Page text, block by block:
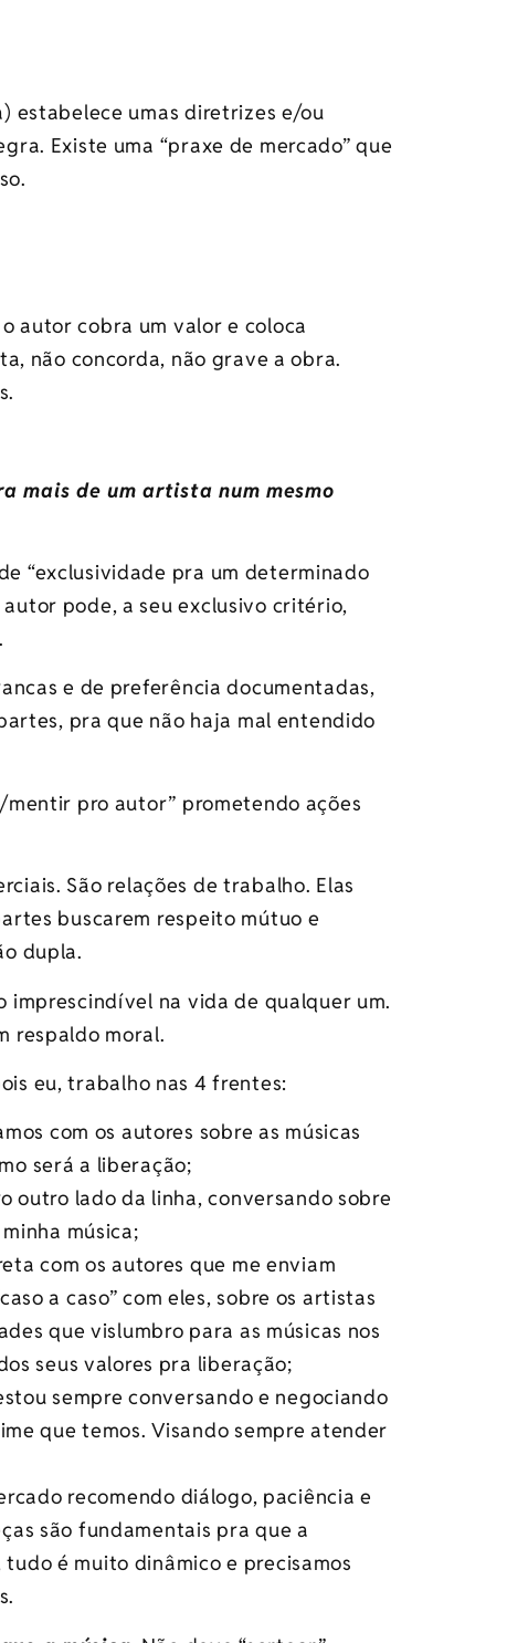
estabelece umas diretrizes e/ou
Existe uma “praxe de mercado” que
autor cobra um valor e coloca
não concorda, não grave a obra.
mais de um artista num mesmo
“exclusividade pra um determinado
pode, a seu exclusivo critério,
e de preferência documentadas,
pra que não haja mal entendido
pro autor” prometendo ações
São relações de trabalho. Elas
buscarem respeito mútuo e
dupla.
na vida de qualquer um.
respaldo moral.
eu, trabalho nas 4 frentes:
com os autores sobre as músicas
será a liberação;
outro lado da linha, conversando sobre
música;
com os autores que me enviam
a caso” com eles, sobre os artistas
que vislumbro para as músicas nos
seus valores pra liberação;
sempre conversando e negociando
que temos. Visando sempre atender
recomendo diálogo, paciência e
são fundamentais pra que a
é muito dinâmico e precisamos